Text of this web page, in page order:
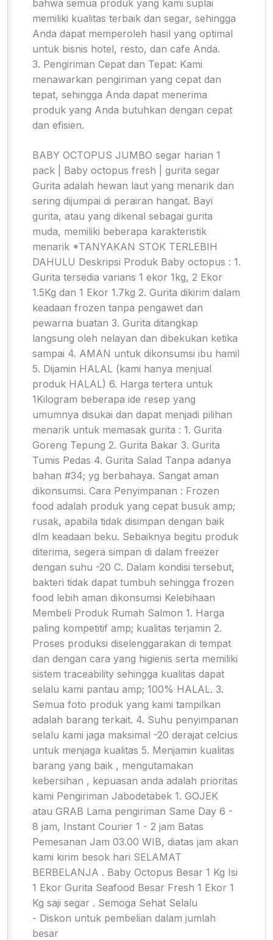
bahwa semua produk yang kami suplai
memiliki kualitas terbaik dan segar, sehingga
Anda dapat memperoleh hasil yang optimal
untuk bisnis hotel, resto, dan cafe Anda.
3. Pengiriman Cepat dan Tepat: Kami
menawarkan pengiriman yang cepat dan
tepat, sehingga Anda dapat menerima
produk yang Anda butuhkan dengan cepat
dan efisien.
BABY OCTOPUS JUMBO segar harian 1
pack | Baby octopus fresh | gurita segar
Gurita adalah hewan laut yang menarik dan
sering dijumpai di perairan hangat. Bayi
gurita, atau yang dikenal sebagai gurita
muda, memiliki beberapa karakteristik
menarik *TANYAKAN STOK TERLEBIH
DAHULU Deskripsi Produk Baby octopus : 1.
Gurita tersedia varians 1 ekor 1kg, 2 Ekor
1.5Kg dan 1 Ekor 1.7kg 2. Gurita dikirim dalam
keadaan frozen tanpa pengawet dan
pewarna buatan 3. Gurita ditangkap
langsung oleh nelayan dan dibekukan ketika
sampai 4. AMAN untuk dikonsumsi ibu hamil
5. Dijamin HALAL (kami hanya menjual
produk HALAL) 6. Harga tertera untuk
1Kilogram beberapa ide resep yang
umumnya disukai dan dapat menjadi pilihan
menarik untuk memasak gurita : 1. Gurita
Goreng Tepung 2. Gurita Bakar 3. Gurita
Tumis Pedas 4. Gurita Salad Tanpa adanya
bahan #34; yg berbahaya. Sangat aman
dikonsumsi. Cara Penyimpanan : Frozen
food adalah produk yang cepat busuk amp;
rusak, apabila tidak disimpan dengan baik
dlm keadaan beku. Sebaiknya begitu produk
diterima, segera simpan di dalam freezer
dengan suhu -20 C. Dalam kondisi tersebut,
bakteri tidak dapat tumbuh sehingga frozen
food lebih aman dikonsumsi Kelebihaan
Membeli Produk Rumah Salmon 1. Harga
paling kompetitif amp; kualitas terjamin 2.
Proses produksi diselenggarakan di tempat
dan dengan cara yang higienis serta memiliki
sistem traceability sehingga kualitas dapat
selalu kami pantau amp; 100% HALAL. 3.
Semua foto produk yang kami tampilkan
adalah barang terkait. 4. Suhu penyimpanan
selalu kami jaga maksimal -20 derajat celcius
untuk menjaga kualitas 5. Menjamin kualitas
barang yang baik , mengutamakan
kebersihan , kepuasan anda adalah prioritas
kami Pengiriman Jabodetabek 1. GOJEK
atau GRAB Lama pengiriman Same Day 6 -
8 jam, Instant Courier 1 - 2 jam Batas
Pemesanan Jam 03.00 WIB, diatas jam akan
kami kirim besok hari SELAMAT
BERBELANJA . Baby Octopus Besar 1 Kg Isi
1 Ekor Gurita Seafood Besar Fresh 1 Ekor 1
Kg saji segar . Semoga Sehat Selalu
- Diskon untuk pembelian dalam jumlah
besar